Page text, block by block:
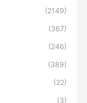
(2149)
(367)
(246)
(389)
(22)
(3)